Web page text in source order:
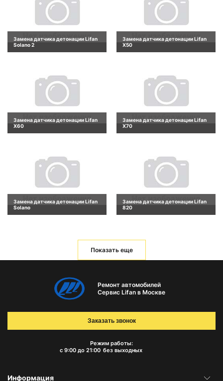
Замена датчика детонации Lifan
Solano 2
Замена датчика детонации Lifan
X50
Замена датчика детонации Lifan
X60
Замена датчика детонации Lifan
X70
Замена датчика детонации Lifan
Solano
Замена датчика детонации Lifan
820
Показать еще
Ремонт автомобилей
Сервис Lifan в Москве
Режим работы:
с 9:00 до 21:00 без выходных
Заказать звонок
Информация